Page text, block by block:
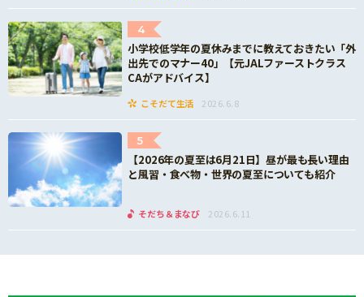
4
小学校低学年の夏休みまでに教えておきたい「外
出先でのマナー40」【元JALファーストクラス
CAがアドバイス】
こそだて生活 2026.6.8
5
【2026年の夏至は6月21日】昼が最も長い理由
と風習・食べ物・世界の夏至についても紹介
そだち＆まなび 2026.6.11